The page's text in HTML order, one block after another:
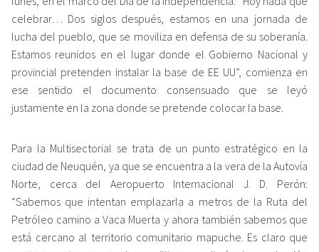
celebrar… Dos siglos después, estamos en una jornada de
lucha del pueblo, que se moviliza en defensa de su soberanía.
Estamos reunidos en el lugar donde el Gobierno Nacional y
provincial pretenden instalar la base de EE UU”, comienza en
ese sentido el documento consensuado que se leyó
justamente en la zona donde se pretende colocar la base.
Para la Multisectorial se trata de un punto estratégico en la
ciudad de Neuquén, ya que se encuentra a la vera de la Autovía
Norte, cerca del Aeropuerto Internacional J. D. Perón:
“Sabemos que intentan emplazarla a metros de la Ruta del
Petróleo camino a Vaca Muerta y ahora también sabemos que
está cercano al territorio comunitario mapuche. Es claro que